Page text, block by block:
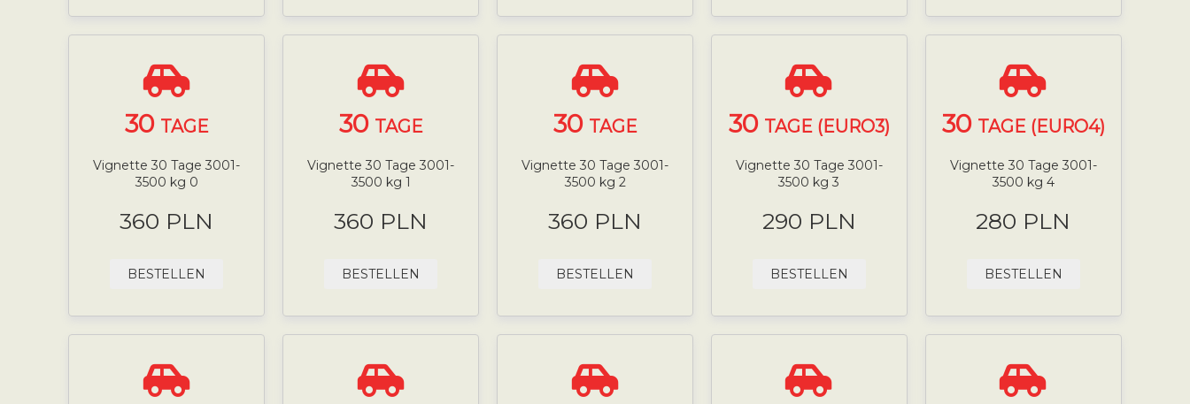
30 TAGE
Vignette 30 Tage 3001-
3500 kg 0
360 PLN
BESTELLEN
30 TAGE
Vignette 30 Tage 3001-
3500 kg 1
360 PLN
BESTELLEN
30 TAGE
Vignette 30 Tage 3001-
3500 kg 2
360 PLN
BESTELLEN
30 TAGE (EURO3)
Vignette 30 Tage 3001-
3500 kg 3
290 PLN
BESTELLEN
30 TAGE (EURO4)
Vignette 30 Tage 3001-
3500 kg 4
280 PLN
BESTELLEN